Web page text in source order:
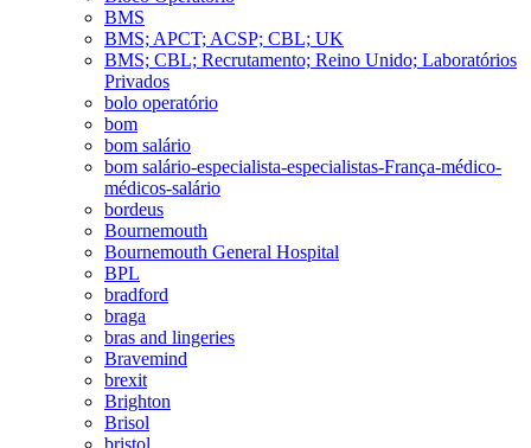
BMS
BMS; APCT; ACSP; CBL; UK
BMS; CBL; Recrutamento; Reino Unido; Laboratórios
Privados
bolo operatório
bom
bom salário
bom salário-especialista-especialistas-França-médico-
médicos-salário
bordeus
Bournemouth
Bournemouth General Hospital
BPL
bradford
braga
bras and lingeries
Bravemind
brexit
Brighton
Brisol
bristol